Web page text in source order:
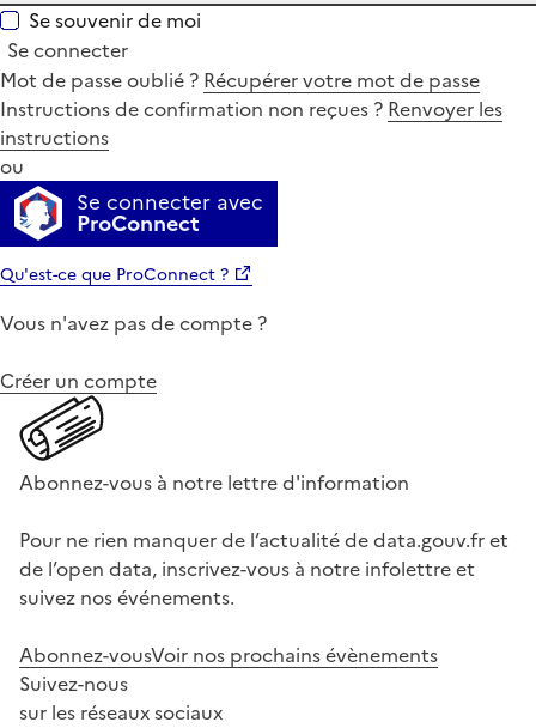
Se souvenir de moi
Se connecter
Mot de passe oublié ? Récupérer votre mot de passe
Instructions de confirmation non reçues ? Renvoyer les
instructions
ou
Se connecter avec
ProConnect
Qu'est-ce que ProConnect ?
Vous n'avez pas de compte ?
Créer un compte
Abonnez-vous à notre lettre d'information
Pour ne rien manquer de l’actualité de data.gouv.fr et
de l’open data, inscrivez-vous à notre infolettre et
suivez nos événements.
Abonnez-vousVoir nos prochains évènements
Suivez-nous
sur les réseaux sociaux